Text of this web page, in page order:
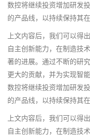
数控将继续投资增加研发
的产品线，以持续保持其
上文内容后，我们可以得
自主创新能力，在制造技
著的进展。通过不断的研
更大的贡献，并为实现智
数控将继续投资增加研发
的产品线，以持续保持其
上文内容后，我们可以得
自主创新能力，在制造技